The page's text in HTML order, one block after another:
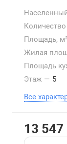
Площадь, м²
Жилая
Площадь
Этаж — 5
Все
13